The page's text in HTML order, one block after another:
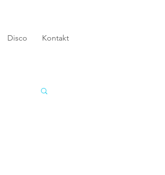
Disco Kontakt